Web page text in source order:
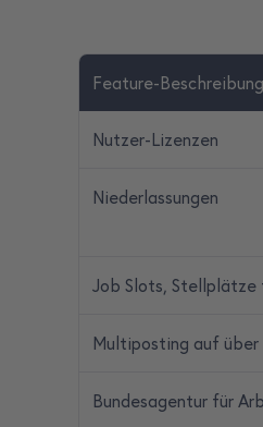
Feature-Beschreibung
Nutzer-Lizenzen
Niederlassungen
Job Slots, Stellplätze
Multiposting auf über
Bundesagentur für